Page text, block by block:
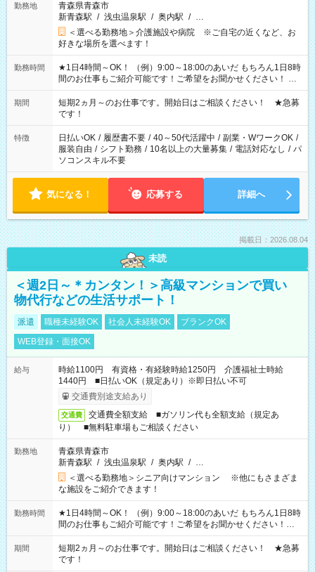
勤務地
青森県青森市
新青森駅 / 浅虫温泉駅 / 奥内駅 / …
＜選べる勤務地＞介護施設や病院 ※ご自宅の近くなど、お
好きな場所を選べます！
勤務時間
★1日4時間～OK！ （例）9:00～18:00のあいだ もちろん1日8時
間のお仕事もご紹介可能です！ご希望をお聞かせください！ ★
家庭の都合でお休みが必要な場合も遠慮なくご相談ください。
※週最低15時間以上の勤務が必要です
期間
短期2ヵ月～のお仕事です。開始日はご相談ください！ ★急募
です！
特徴 日払いOK / 履歴書不要 / 40～50代活躍中 / 副業・WワークOK /
服装自由 / シフト勤務 / 10名以上の大量募集 / 電話対応なし / パ
ソコンスキル不要
気になる！ 応募する 詳細へ
掲載日：2026.08.04
未読
＜週2日～＊カンタン！＞高級マンションで買い
物代行などの生活サポート！
派遣 職種未経験OK 社会人未経験OK
ブランクOK
WEB登録・面接OK
給与
時給1100円 有資格・有経験時給1250円 介護福祉士時給
1440円 ■日払いOK（規定あり）※即日払い不可
交通費別途支給あり
交通費
交通費全額支給 ■ガソリン代も全額支給（規定あ
り） ■無料駐車場もご相談ください
勤務地
青森県青森市
新青森駅 / 浅虫温泉駅 / 奥内駅 / …
＜選べる勤務地＞シニア向けマンション ※他にもさまざま
な施設をご紹介できます！
勤務時間
★1日4時間～OK！ （例）9:00～18:00のあいだ もちろん1日8時
間のお仕事もご紹介可能です！ご希望をお聞かせください！★
家庭の都合でお休みが必要な場合も遠慮なくご相談ください。
※週最低15時間以上の勤務が必要です
期間
短期2ヵ月～のお仕事です。開始日はご相談ください！ ★急募
です！